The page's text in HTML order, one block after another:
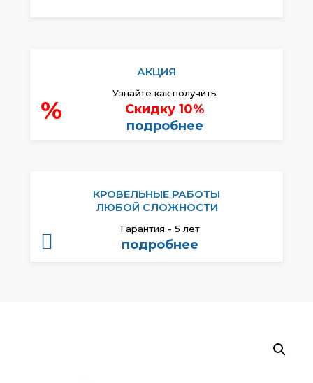
АКЦИЯ
%
Узнайте как получить
Скидку 10%
подробнее
КРОВЕЛЬНЫЕ РАБОТЫ
ЛЮБОЙ СЛОЖНОСТИ
Гарантия - 5 лет
подробнее